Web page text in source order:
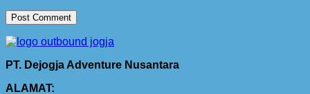
PT. Dejogja Adventure Nusantara
ALAMAT: